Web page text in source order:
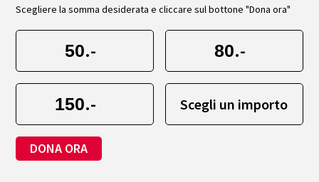
Scegliere la somma desiderata e cliccare sul bottone "Dona ora"
.- .-
.- Scegli un importo
DONA ORA